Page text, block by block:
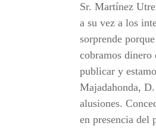
Sr. Martínez
a su vez a los
sorprende
cobramos dinero
publicar y
Majadahonda,
alusiones.
en presencia del